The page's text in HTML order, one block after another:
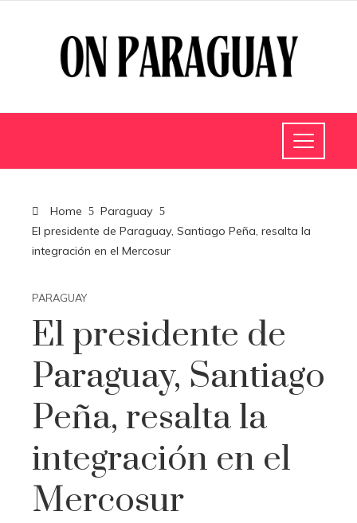
Home
Paraguay
El presidente de Paraguay, Santiago Peña, resalta la
integración en el Mercosur
PARAGUAY
El presidente de
Paraguay, Santiago
Peña, resalta la
integración en el
Mercosur